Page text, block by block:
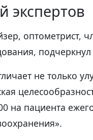
экспертов
оптометрист,
не только
на пациента